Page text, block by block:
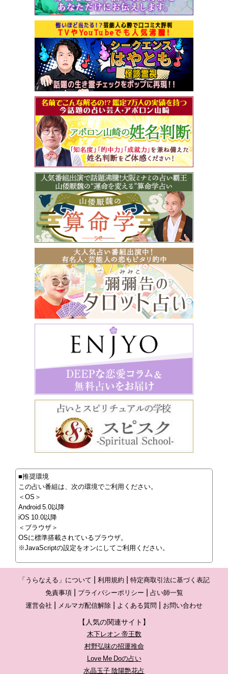
■推奨環境
この占い番組は、次の環境でご利用ください。
＜OS＞
Android 5.0以降
iOS 10.0以降
＜ブラウザ＞
OSに標準搭載されているブラウザ。
※JavaScriptの設定をオンにしてご利用ください。
「うらなえる」について 利用規約
特定商取引法に基づく表記
免責事項
プライバシーポリシー
占い師一覧
運営会社
メルマガ配信解除 よくある質問 お問い合わせ
【人気の関連サイト】
木下レオン 帝王数
村野弘味の招運推命
Love Me Doの占い
水晶玉子 陰陽艶花占